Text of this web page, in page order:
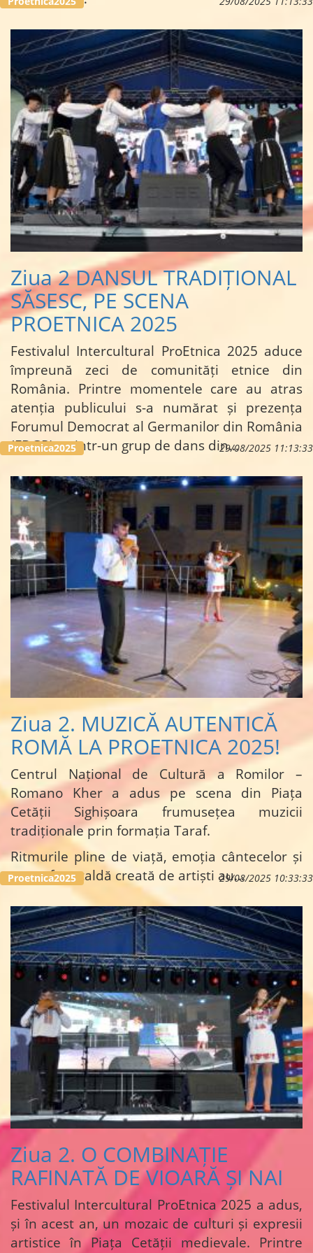
Ziua 2 DANSUL TRADIȚIONAL
SĂSESC, PE SCENA
PROETNICA 2025
Festivalul Intercultural ProEtnica 2025 aduce
împreună zeci de comunități etnice din
România. Printre momentele care au atras
atenția publicului s-a numărat și prezența
Forumul Democrat al Germanilor din România
(FDGR), printr-un grup de dans din…29/08/2025 11:13:33
Proetnica2025
Ziua 2. MUZICĂ AUTENTICĂ
ROMĂ LA PROETNICA 2025!
Centrul Național de Cultură a Romilor –
Romano Kher a adus pe scena din Piața
Cetății Sighișoara frumusețea muzicii
tradiționale prin formația Taraf.
Ritmurile pline de viață, emoția cântecelor și
atmosfera caldă creată de artiști au…29/08/2025 10:33:33
Proetnica2025
Ziua 2. O COMBINAȚIE
RAFINATĂ DE VIOARĂ ȘI NAI
Festivalul Intercultural ProEtnica 2025 a adus,
și în acest an, un mozaic de culturi și expresii
artistice în Piața Cetății medievale. Printre